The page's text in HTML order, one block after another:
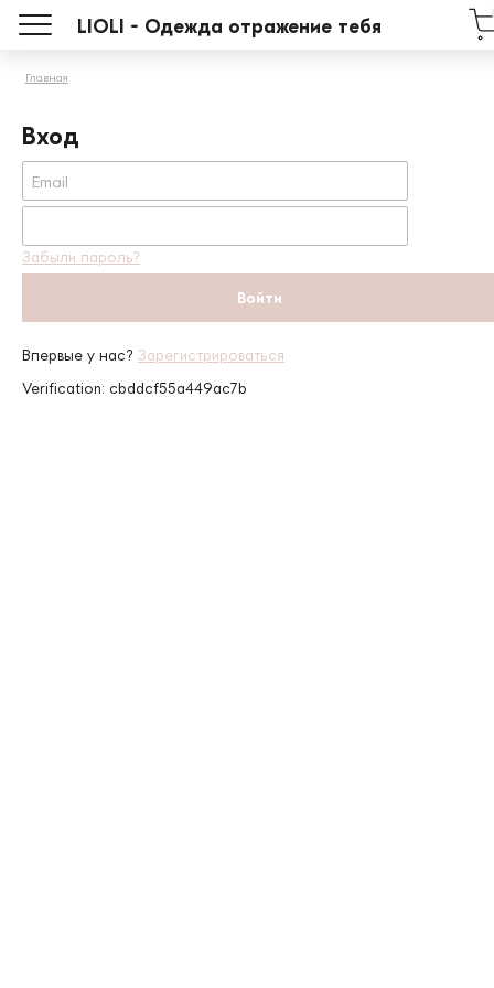
LIOLI - Одежда отражение тебя
Главная
Вход
Забыли пароль?
Впервые у нас? Зарегистрироваться
Verification: cbddcf55a449ac7b